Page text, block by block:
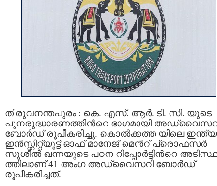
തിരുവനന്തപുരം : കെ. എസ്. ആര്‍. ടി. സി. യുടെ
പുനരുദ്ധാരണത്തിന്‍റെ ഭാഗമായി
ബോർഡ് രൂപീകരിച്ചു. കൊൽക്കത്ത യിലെ
ഇൻസ്റ്റിറ്റ്യൂട്ട് ഓഫ് മാനേജ് മെന്‍റ് പ്രൊഫസർ
സുശീൽ ഖന്നയുടെ പഠന റിപ്പോർട്ടിന്‍റെ
ത്തിലാണ്‌ 41 അംഗ അഡ്വൈസറി ബോർഡ്
രൂപീകരിച്ചത്.